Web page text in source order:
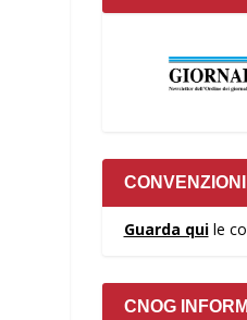
CONVENZIONI
Guarda quile
CNOG